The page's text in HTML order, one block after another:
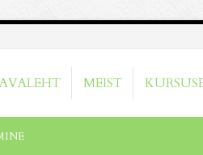
AVALEHT MEIST